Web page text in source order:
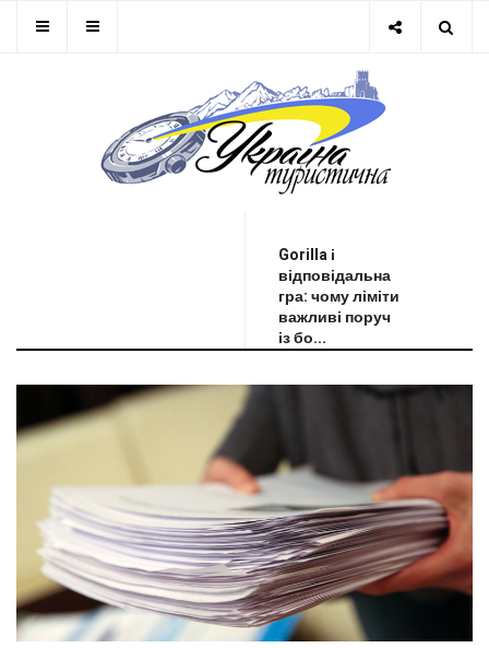
Gorilla і
відповідальна
гра: чому ліміти
важливі поруч
із бо...